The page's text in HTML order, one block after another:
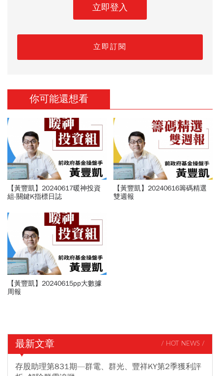
立即登入
立即訂閱
你可能還想看
【黃豐凱】20240617暖神投資
組-關鍵K指標日誌
【黃豐凱】20240616籌碼精選
雙週報
【黃豐凱】20240615pp大數據
周報
最新文章 / HOT NEWS /
存股助理第831期—群電、群光、豐祥KY第2季獲利評